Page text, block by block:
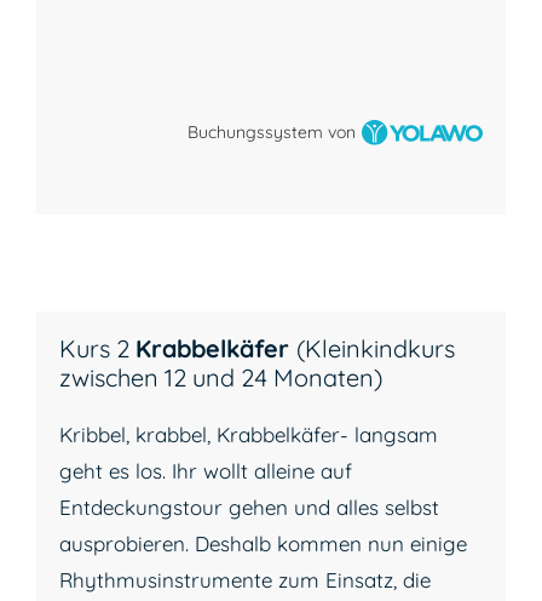
Buchungssystem von
Kurs 2 Krabbelkäfer (Kleinkindkurs
zwischen 12 und 24 Monaten)
Kribbel, krabbel, Krabbelkäfer- langsam
geht es los. Ihr wollt alleine auf
Entdeckungstour gehen und alles selbst
ausprobieren. Deshalb kommen nun einige
Rhythmusinstrumente zum Einsatz, die